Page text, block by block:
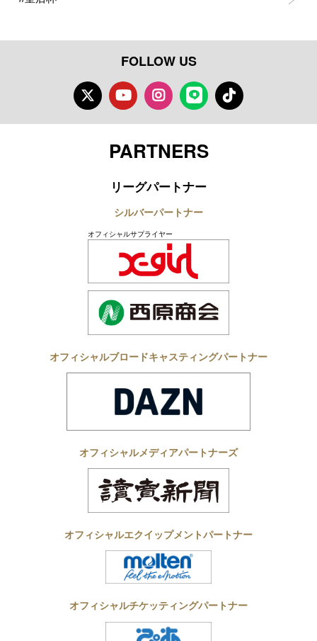
FOLLOW US
TwitterYoutubeInstagram
LINE TikTok
PARTNERS
リーグパートナー
シルバーパートナー
オフィシャルサプライヤー
オフィシャルブロードキャスティングパートナー
オフィシャルメディアパートナーズ
オフィシャルエクイップメントパートナー
オフィシャルチケッティングパートナー